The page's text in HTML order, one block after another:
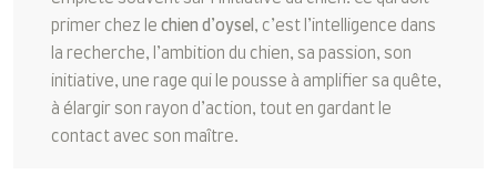
primer chez le chien d’oysel , c’est l’intelligence dans
la recherche, l’ambition du chien, sa passion, son
initiative, une rage qui le pousse à amplifier sa quête,
à élargir son rayon d’action, tout en gardant le
contact avec son maître.